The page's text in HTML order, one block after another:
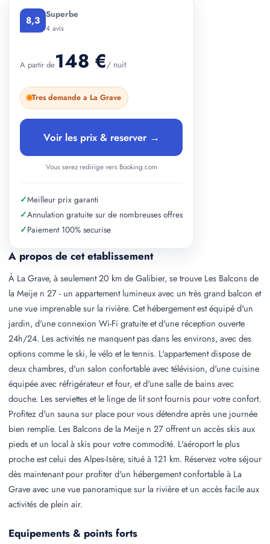
A propos de cet etablissement
À La Grave, à seulement 20 km de Galibier, se trouve Les Balcons de
la Meije n 27 - un appartement lumineux avec un très grand balcon et
une vue imprenable sur la rivière. Cet hébergement est équipé d'un
jardin, d'une connexion Wi-Fi gratuite et d'une réception ouverte
24h/24. Les activités ne manquent pas dans les environs, avec des
options comme le ski, le vélo et le tennis. L'appartement dispose de
deux chambres, d'un salon confortable avec télévision, d'une cuisine
équipée avec réfrigérateur et four, et d'une salle de bains avec
douche. Les serviettes et le linge de lit sont fournis pour votre confort.
Profitez d'un sauna sur place pour vous détendre après une journée
bien remplie. Les Balcons de la Meije n 27 offrent un accès skis aux
pieds et un local à skis pour votre commodité. L'aéroport le plus
proche est celui des Alpes-Isère, situé à 121 km. Réservez votre séjour
dès maintenant pour profiter d'un hébergement confortable à La
Grave avec une vue panoramique sur la rivière et un accès facile aux
activités de plein air.
Equipements & points forts
8,3 Superbe
4 avis
A partir de148 €/ nuit
Tres demande a La Grave
Voir les prix & reserver →
Vous serez redirige vers Booking.com
✓Meilleur prix garanti
✓Annulation gratuite sur de nombreuses offres
✓Paiement 100% securise